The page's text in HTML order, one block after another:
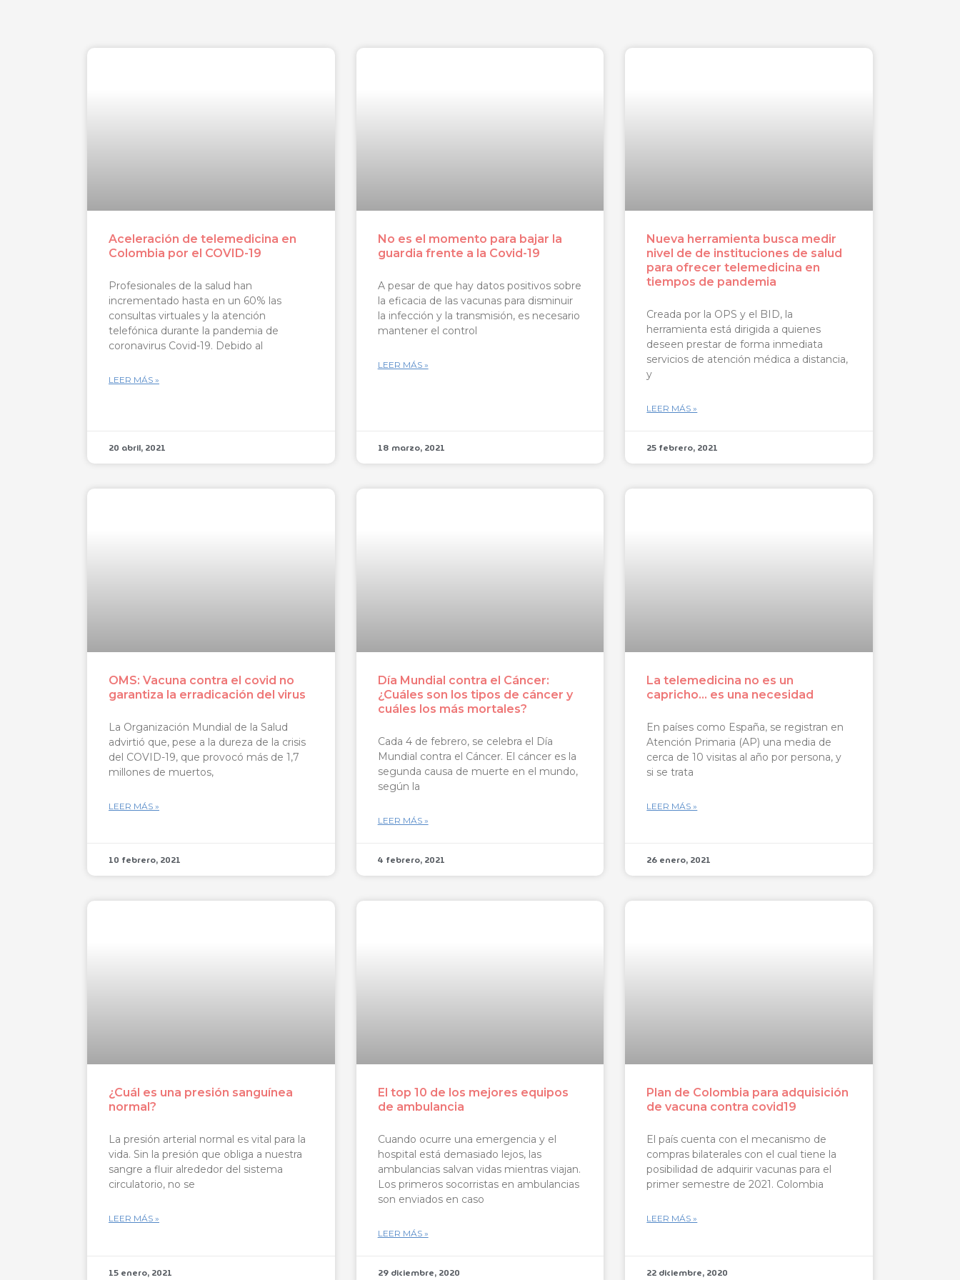
Aceleración de telemedicina en
Colombia por el COVID-19
Profesionales de la salud han
incrementado hasta en un 60% las
consultas virtuales y la atención
telefónica durante la pandemia de
coronavirus Covid-19. Debido al
LEER MÁS »
20 abril, 2021
No es el momento para bajar la
guardia frente a la Covid-19
A pesar de que hay datos positivos sobre
la eficacia de las vacunas para disminuir
la infección y la transmisión, es necesario
mantener el control
LEER MÁS »
18 marzo, 2021
Nueva herramienta busca medir
nivel de de instituciones de salud
para ofrecer telemedicina en
tiempos de pandemia
Creada por la OPS y el BID, la
herramienta está dirigida a quienes
deseen prestar de forma inmediata
servicios de atención médica a distancia,
y
LEER MÁS »
25 febrero, 2021
OMS: Vacuna contra el covid no
garantiza la erradicación del virus
La Organización Mundial de la Salud
advirtió que, pese a la dureza de la crisis
del COVID-19, que provocó más de 1,7
millones de muertos,
LEER MÁS »
10 febrero, 2021
Día Mundial contra el Cáncer:
¿Cuáles son los tipos de cáncer y
cuáles los más mortales?
Cada 4 de febrero, se celebra el Día
Mundial contra el Cáncer. El cáncer es la
segunda causa de muerte en el mundo,
según la
LEER MÁS »
4 febrero, 2021
La telemedicina no es un
capricho… es una necesidad
En países como España, se registran en
Atención Primaria (AP) una media de
cerca de 10 visitas al año por persona, y
si se trata
LEER MÁS »
26 enero, 2021
¿Cuál es una presión sanguínea
normal?
La presión arterial normal es vital para la
vida. Sin la presión que obliga a nuestra
sangre a fluir alrededor del sistema
circulatorio, no se
LEER MÁS »
15 enero, 2021
El top 10 de los mejores equipos
de ambulancia
Cuando ocurre una emergencia y el
hospital está demasiado lejos, las
ambulancias salvan vidas mientras viajan.
Los primeros socorristas en ambulancias
son enviados en caso
LEER MÁS »
29 diciembre, 2020
Plan de Colombia para adquisición
de vacuna contra covid19
El país cuenta con el mecanismo de
compras bilaterales con el cual tiene la
posibilidad de adquirir vacunas para el
primer semestre de 2021. Colombia
LEER MÁS »
22 diciembre, 2020